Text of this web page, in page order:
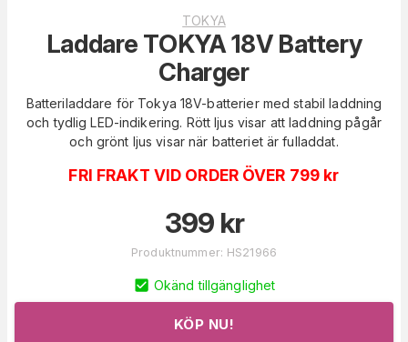
TOKYA
Laddare TOKYA 18V Battery
Charger
Batteriladdare för Tokya 18V-batterier med stabil laddning
och tydlig LED-indikering. Rött ljus visar att laddning pågår
och grönt ljus visar när batteriet är fulladdat.
FRI FRAKT VID ORDER ÖVER 799 kr
399 kr
Produktnummer: HS21966
Okänd tillgänglighet
KÖP NU!